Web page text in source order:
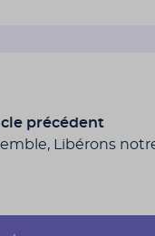
précédent
Libérons